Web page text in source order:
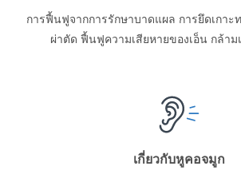
การฟื้นฟูจากการรักษาบาดแผล การยึดเกาะ
ผ่าตัด ฟื้นฟูความเสียหายของเอ็น กล้า
เกี่ยวกับหูคอจมูก